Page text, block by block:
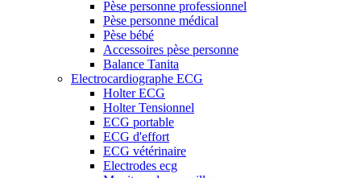
Pèse personne professionnel
Pèse personne médical
Pèse bébé
Accessoires pèse personne
Balance Tanita
Electrocardiographe ECG
Holter ECG
Holter Tensionnel
ECG portable
ECG d'effort
ECG vétérinaire
Electrodes ecg